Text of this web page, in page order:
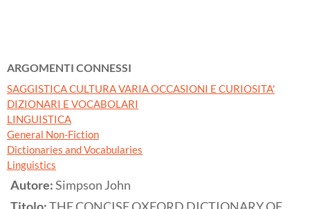
ARGOMENTI CONNESSI
SAGGISTICA CULTURA VARIA OCCASIONI E CURIOSITA'
DIZIONARI E VOCABOLARI
LINGUISTICA
General Non-Fiction
Dictionaries and Vocabularies
Linguistics
Autore:Simpson John